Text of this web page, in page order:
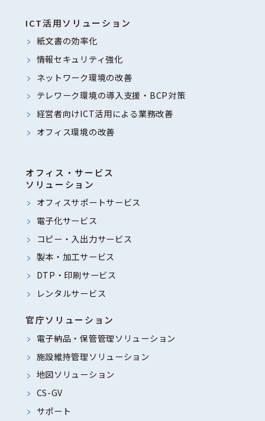
ICT活用ソリューション
紙文書の効率化
情報セキュリティ強化
ネットワーク環境の改善
テレワーク環境の導入支援・BCP対策
経営者向けICT活用による業務改善
オフィス環境の改善
オフィス・サービス
ソリューション
オフィスサポートサービス
電子化サービス
コピー・入出力サービス
製本・加工サービス
DTP・印刷サービス
レンタルサービス
官庁ソリューション
電子納品・保管管理ソリューション
施設維持管理ソリューション
地図ソリューション
CS-GV
サポート